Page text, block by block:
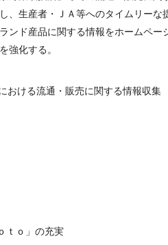
、生産者・ＪＡ等へのタイムリー
ンド産品に関する情報をホームペ
強化する。
おける流通・販売に関する情報収集
ｔｏ」の充実